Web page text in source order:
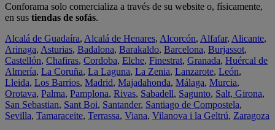
Conforama solo comercializa a través de su website o, físicamente,
en sus tiendas de sofás.
Alcalá de Guadaíra, Alcalá de Henares, Alcorcón, Alfafar, Alicante,
Arinaga, Asturias, Badalona, Barakaldo, Barcelona, Burjassot,
Castellón, Chafiras, Cordoba, Elche, Finestrat, Granada, Huércal de
Almería, La Coruña, La Laguna, La Zenia, Lanzarote, León,
Lleida, Los Barrios, Madrid, Majadahonda, Málaga, Murcia,
Orotava, Palma, Pamplona, Rivas, Sabadell, Sagunto, Salt, Girona,
San Sebastian, Sant Boi, Santander, Santiago de Compostela,
Sevilla, Tamaraceite, Terrassa, Viana, Vilanova i la Geltrú, Zaragoza